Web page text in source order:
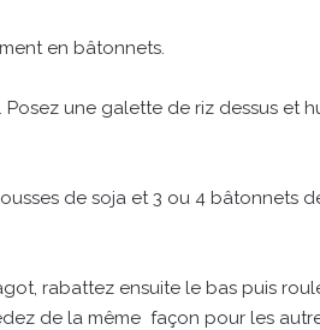
en bâtonnets.
une galette de riz dessus et
de soja et 3 ou 4 bâtonnets
rabattez ensuite le bas puis
de la même façon pour les